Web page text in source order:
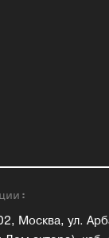
Москва, ул.